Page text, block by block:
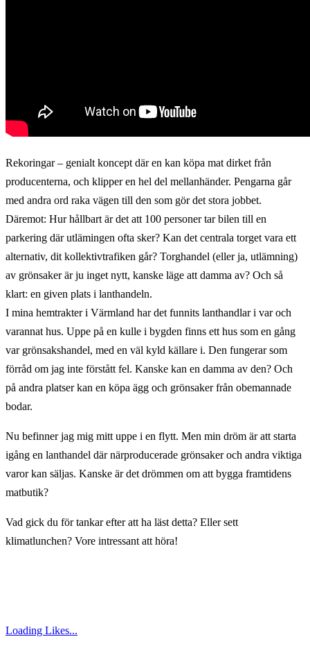
Rekoringar – genialt koncept där en kan köpa mat dirket från
producenterna, och klipper en hel del mellanhänder. Pengarna går
med andra ord raka vägen till den som gör det stora jobbet.
Däremot: Hur hållbart är det att 100 personer tar bilen till en
parkering där utlämingen ofta sker? Kan det centrala torget vara ett
alternativ, dit kollektivtrafiken går? Torghandel (eller ja, utlämning)
av grönsaker är ju inget nytt, kanske läge att damma av? Och så
klart: en given plats i lanthandeln.
I mina hemtrakter i Värmland har det funnits lanthandlar i var och
varannat hus. Uppe på en kulle i bygden finns ett hus som en gång
var grönsakshandel, med en väl kyld källare i. Den fungerar som
förråd om jag inte förstått fel. Kanske kan en damma av den? Och
på andra platser kan en köpa ägg och grönsaker från obemannade
bodar.
Nu befinner jag mig mitt uppe i en flytt. Men min dröm är att starta
igång en lanthandel där närproducerade grönsaker och andra viktiga
varor kan säljas. Kanske är det drömmen om att bygga framtidens
matbutik?
Vad gick du för tankar efter att ha läst detta? Eller sett
klimatlunchen? Vore intressant att höra!
Loading Likes...